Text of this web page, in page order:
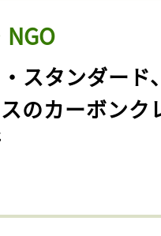
スタンダード
のカーボンク